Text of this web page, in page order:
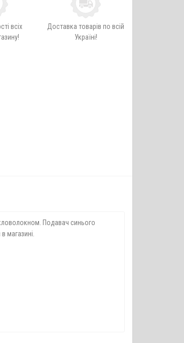
всіх
Доставка товарів по всій
Україні!
Подавач синього
магазині.